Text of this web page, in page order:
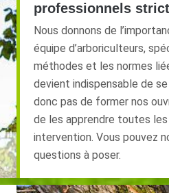
professionnels
Nous donnons de
équipe d’arboriculteurs,
méthodes et les normes
devient indispensable de
donc pas de former nos
de les apprendre toutes
intervention. Vous pouvez
questions à poser.